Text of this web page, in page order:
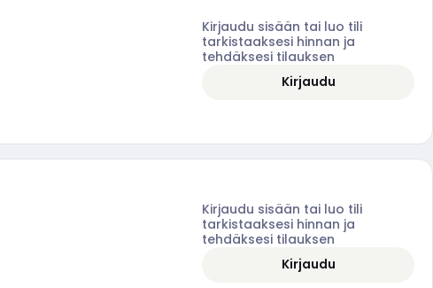
Kirjaudu sisään tai luo tili
tarkistaaksesi hinnan ja
tehdäksesi tilauksen
Kirjaudu
Kirjaudu sisään tai luo tili
tarkistaaksesi hinnan ja
tehdäksesi tilauksen
Kirjaudu